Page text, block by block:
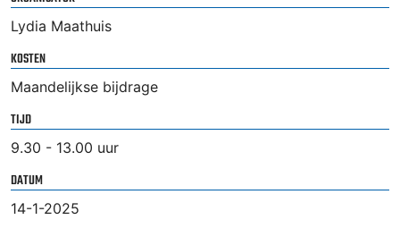
Lydia Maathuis
KOSTEN
Maandelijkse bijdrage
TIJD
9.30 - 13.00 uur
DATUM
14-1-2025